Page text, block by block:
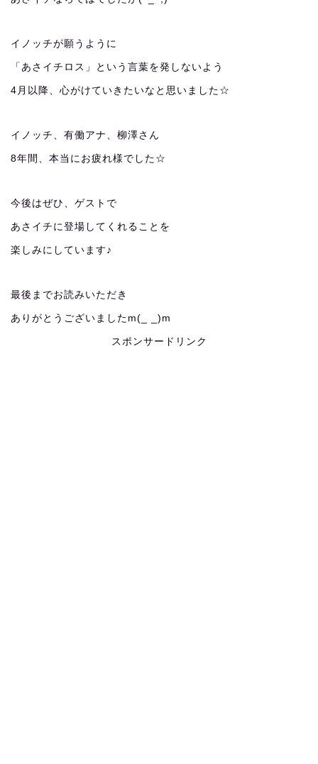
イノッチが願うように
「あさイチロス」という言葉を発しないよう
4月以降、心がけていきたいなと思いました☆
イノッチ、有働アナ、柳澤さん
8年間、本当にお疲れ様でした☆
今後はぜひ、ゲストで
あさイチに登場してくれることを
楽しみにしています♪
最後までお読みいただき
ありがとうございましたm(_ _)m
スポンサードリンク